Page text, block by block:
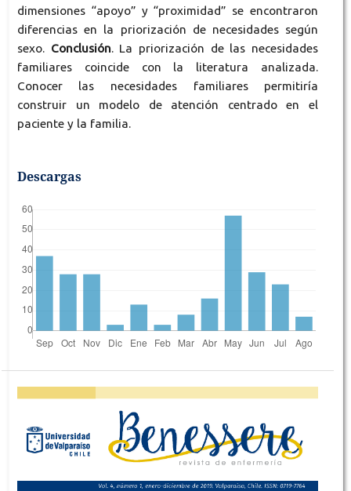
dimensiones “apoyo” y “proximidad” se encontraron
diferencias en la priorización de necesidades según
sexo. Conclusión. La priorización de las necesidades
familiares coincide con la literatura analizada.
Conocer las necesidades familiares permitiría
construir un modelo de atención centrado en el
paciente y la familia.
Descargas